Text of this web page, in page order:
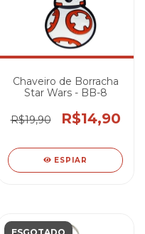
Chaveiro de Borracha
Star Wars - BB-8
R$19,90 R$14,90
ESPIAR